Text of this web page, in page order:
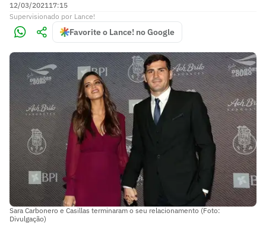
12/03/202117:15
Supervisionado por Lance!
Favorite o Lance! no Google
Sara Carbonero e Casillas terminaram o seu relacionamento (Foto:
Divulgação)